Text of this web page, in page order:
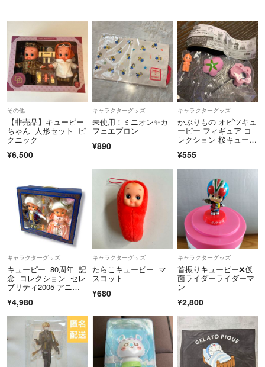
ご覧いただきありがとうございます。
他のフリマサイトでも出品しておりますので、予期せず削除することが
あります。
ご購入の際は一言コメントいただけるとありがたいです。
おまとめ買い値下げいたします。
出品している雑誌には抜けているページがあるものもございますので、
よく内容をご確認してからご購入お願いいたします。
抜けているページがある雑誌につきましては購入後切り抜く場合があり
ます。
発送の目安は支払い後、4〜7日で発送に設定しておりますが、それよ
り早く発送する場合があります。
発送方法は基本的に最安値の方法で発送させていただきます。
ご希望がありましたら追加料金にてご希望の発送方法で発送させていた
だきますので、お申し付け下さい。
期限内のお支払いがない場合、今後のお取引をご遠慮させていただく場
合がございます。
お手数おかけしますが、期限内のお支払いをお願いいたします。
最後までどうぞよろしくお願いいたします。
ペット、犬を飼っておりました。
発送元、長野県
その他
【非売品】キューピー
ちゃん 人形セット ピ
クニック
¥6,500
キャラクターグッズ
未使用！ミニオン✨カ
フェエプロン
¥890
キャラクターグッズ
かぶりもの オビツキュ
ーピー フィギュア コ
レクション 桜キューピ
¥555
キャラクターグッズ
キューピー 80周年 記
念 コレクション セレ
ブリティ2005 アニバ
¥4,980
キャラクターグッズ
たらこキューピー マ
スコット
¥680
キャラクターグッズ
首振りキューピー❌仮
面ライダーライダーマ
ン
¥2,800